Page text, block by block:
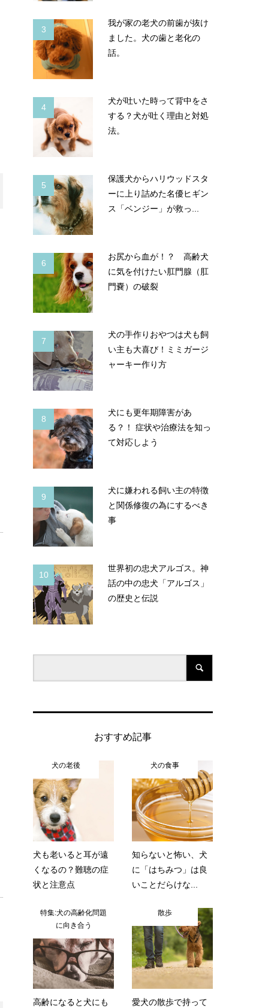
3
我が家の老犬の前歯が抜け
ました。犬の歯と老化の
話。
4
犬が吐いた時って背中をさ
する？犬が吐く理由と対処
法。
5
保護犬からハリウッドスタ
ーに上り詰めた名優ヒギン
ス「ベンジー」が救っ...
6
お尻から血が！？ 高齢犬
に気を付けたい肛門腺（肛
門嚢）の破裂
7
犬の手作りおやつは犬も飼
い主も大喜び！ミミガージ
ャーキー作り方
8
犬にも更年期障害があ
る？！ 症状や治療法を知っ
て対応しよう
9
犬に嫌われる飼い主の特徴
と関係修復の為にするべき
事
10
世界初の忠犬アルゴス。神
話の中の忠犬「アルゴス」
の歴史と伝説
おすすめ記事
犬の老後
犬も老いると耳が遠
くなるの？難聴の症
状と注意点
犬の食事
知らないと怖い、犬
に「はちみつ」は良
いことだらけな...
特集:犬の高齢化問題
に向き合う
高齢になると犬にも
散歩
愛犬の散歩で持って